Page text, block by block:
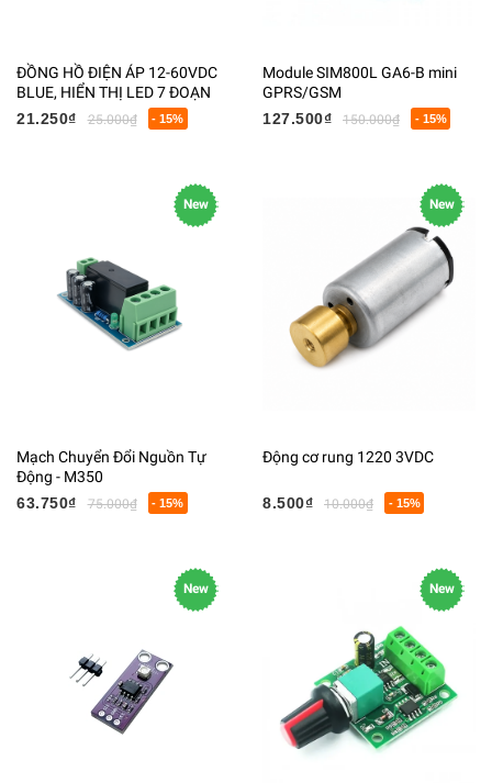
ĐỒNG HỒ ĐIỆN ÁP 12-60VDC
BLUE, HIỂN THỊ LED 7 ĐOẠN
21.250₫
25.000₫ - 15%
Module SIM800L GA6-B mini
GPRS/GSM
127.500₫
150.000₫ - 15%
New
Mạch Chuyển Đổi Nguồn Tự
Động - M350
63.750₫
75.000₫ - 15%
New
Động cơ rung 1220 3VDC
8.500₫ 10.000₫ - 15%
New New